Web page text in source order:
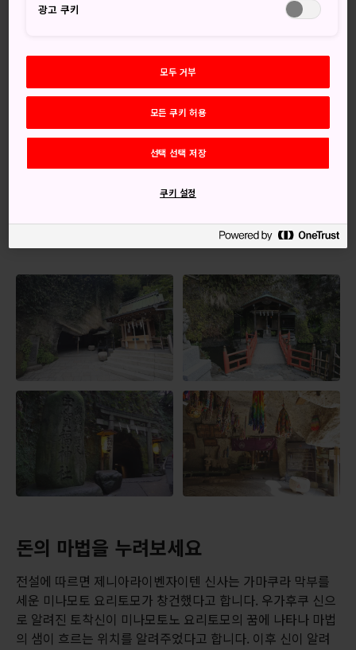
신사는 1185년 처음 지어졌다고 합니다
을 모신 신사입니다
기차에서 내린 후 한동안 걷거나 택시를 타면 신사에 도착합니
다.
제니아라이 벤텐(신사)는 겐지야마 공원 근처에 자리하며 가
돈의 마법을 누려보세요
전설에 따르면 제니아라이벤자이텐 신사는 가마쿠라 막부를
세운 미나모토 요리토모가 창건했다고 합니다. 우가후쿠 신으
로 알려진 토착신이 미나모토노 요리토모의 꿈에 나타나 마법
의 샘이 흐르는 위치를 알려주었다고 합니다. 이후 신이 알려
광고 쿠키
모두 거부
모든 쿠키 허용
선택 선택 저장
쿠키 설정